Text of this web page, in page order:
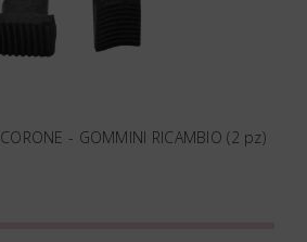
- GOMMINI RICAMBIO (2 pz)